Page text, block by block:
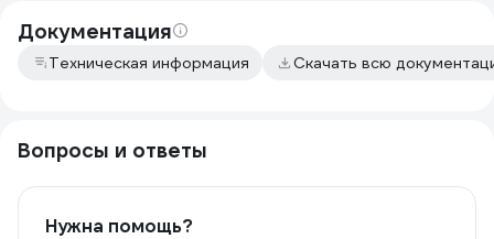
Документация
Техническая информация Скачать всю
Вопросы и ответы
Нужна помощь?